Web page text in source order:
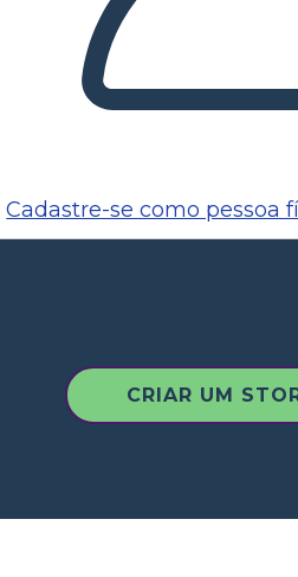
Cadastre-se como pessoa
CRIAR UM